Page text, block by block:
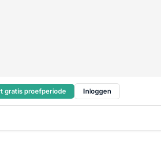
gratis proefperiode Inloggen